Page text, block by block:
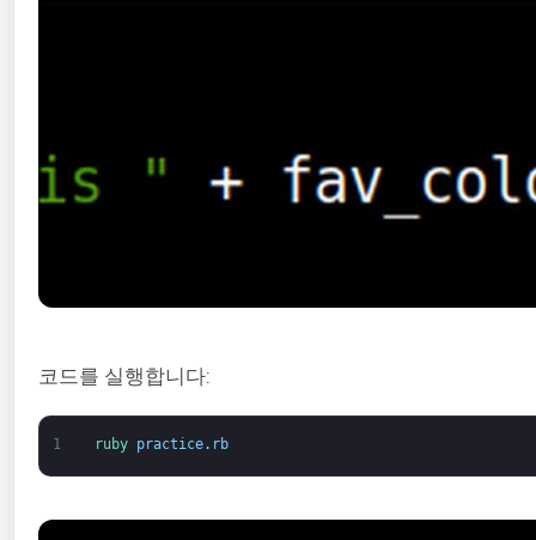
코드를 실행합니다:
1 ruby practice. rb